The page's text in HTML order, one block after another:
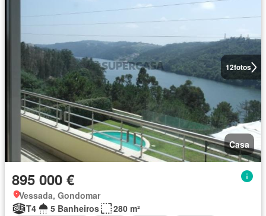
12fotos
Casa
895 000 €
Vessada, Gondomar
T4
5 Banheiros
280 m²